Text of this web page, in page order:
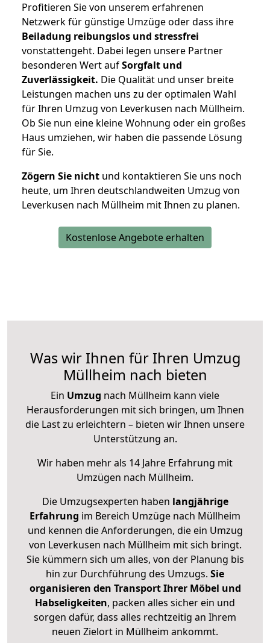
Profitieren Sie von unserem erfahrenen
Netzwerk für günstige Umzüge oder dass ihre
Beiladung reibungslos und stressfrei
vonstattengeht. Dabei legen unsere Partner
besonderen Wert aufSorgfalt und
Zuverlässigkeit. Die Qualität und unser breite
Leistungen machen uns zu der optimalen Wahl
für Ihren Umzug von Leverkusen nach Müllheim.
Ob Sie nun eine kleine Wohnung oder ein großes
Haus umziehen, wir haben die passende Lösung
für Sie.
Zögern Sie nicht und kontaktieren Sie uns noch
heute, um Ihren deutschlandweiten Umzug von
Leverkusen nach Müllheim mit Ihnen zu planen.
Kostenlose Angebote erhalten
Was wir Ihnen für Ihren Umzug
Müllheim nach bieten
Ein Umzug nach Müllheim kann viele
Herausforderungen mit sich bringen, um Ihnen
die Last zu erleichtern – bieten wir Ihnen unsere
Unterstützung an.
Wir haben mehr als 14 Jahre Erfahrung mit
Umzügen nach Müllheim.
Die Umzugsexperten haben langjährige
Erfahrung im Bereich Umzüge nach Müllheim
und kennen die Anforderungen, die ein Umzug
von Leverkusen nach Müllheim mit sich bringt.
Sie kümmern sich um alles, von der Planung bis
hin zur Durchführung des Umzugs. Sie
organisieren den Transport Ihrer Möbel und
Habseligkeiten, packen alles sicher ein und
sorgen dafür, dass alles rechtzeitig an Ihrem
neuen Zielort in Müllheim ankommt.